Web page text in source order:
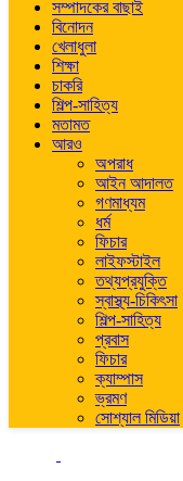
সম্পাদকের বাছাই
বিনোদন
খেলাধুলা
শিক্ষা
চাকরি
শিল্প-সাহিত্য
মতামত
আরও
অপরাধ
আইন আদালত
গণমাধ্যম
ধর্ম
ফিচার
লাইফস্টাইল
তথ্যপ্রযুক্তি
স্বাস্থ্য-চিকিৎসা
শিল্প-সাহিত্য
প্রবাস
ফিচার
ক্যাম্পাস
ভ্রমণ
সোশ্যাল মিডিয়া